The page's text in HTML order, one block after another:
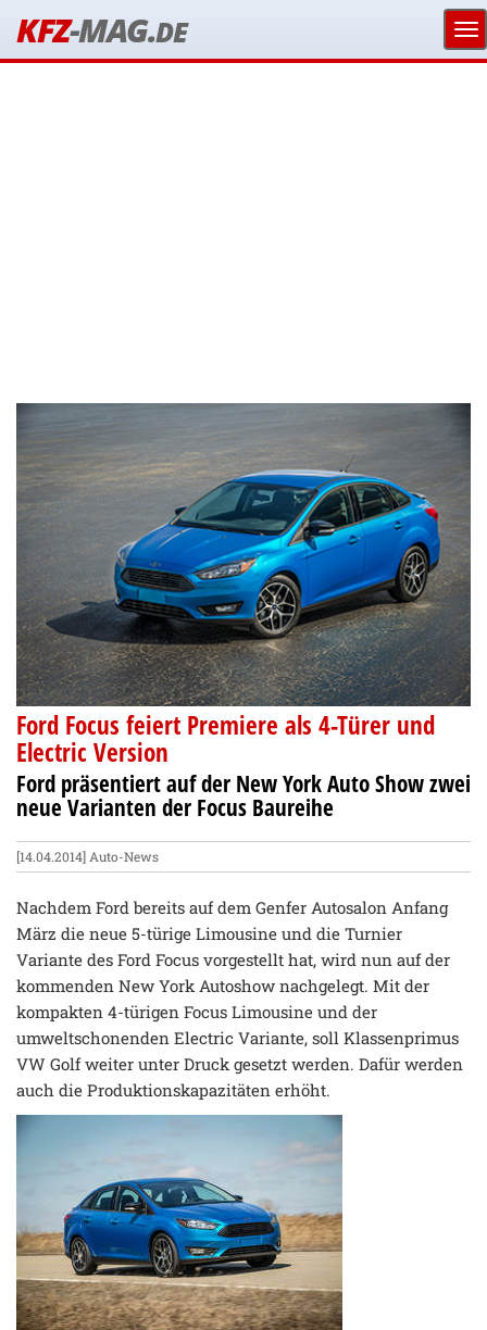
KFZ-MAG.DE
Ford Focus feiert Premiere als 4-Türer und
Electric Version
Ford präsentiert auf der New York Auto Show zwei
neue Varianten der Focus Baureihe
[14.04.2014] Auto-News
Nachdem Ford bereits auf dem Genfer Autosalon Anfang
März die neue 5-türige Limousine und die Turnier
Variante des Ford Focus vorgestellt hat, wird nun auf der
kommenden New York Autoshow nachgelegt. Mit der
kompakten 4-türigen Focus Limousine und der
umweltschonenden Electric Variante, soll Klassenprimus
VW Golf weiter unter Druck gesetzt werden. Dafür werden
auch die Produktionskapazitäten erhöht.